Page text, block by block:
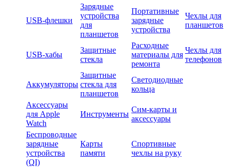
USB-флешки
Зарядные
устройства
для
планшетов
Портативные
зарядные
устройства
Чехлы для
планшетов
USB-хабы
Защитные
стекла
Расходные
материалы для
ремонта
Чехлы для
телефонов
Аккумуляторы
Защитные
стекла для
планшетов
Светодиодные
кольца
Аксессуары
для Apple
Watch
Инструменты
Сим-карты и
аксессуары
Беспроводные
зарядные
устройства
(QI)
Карты
памяти
Спортивные
чехлы на руку